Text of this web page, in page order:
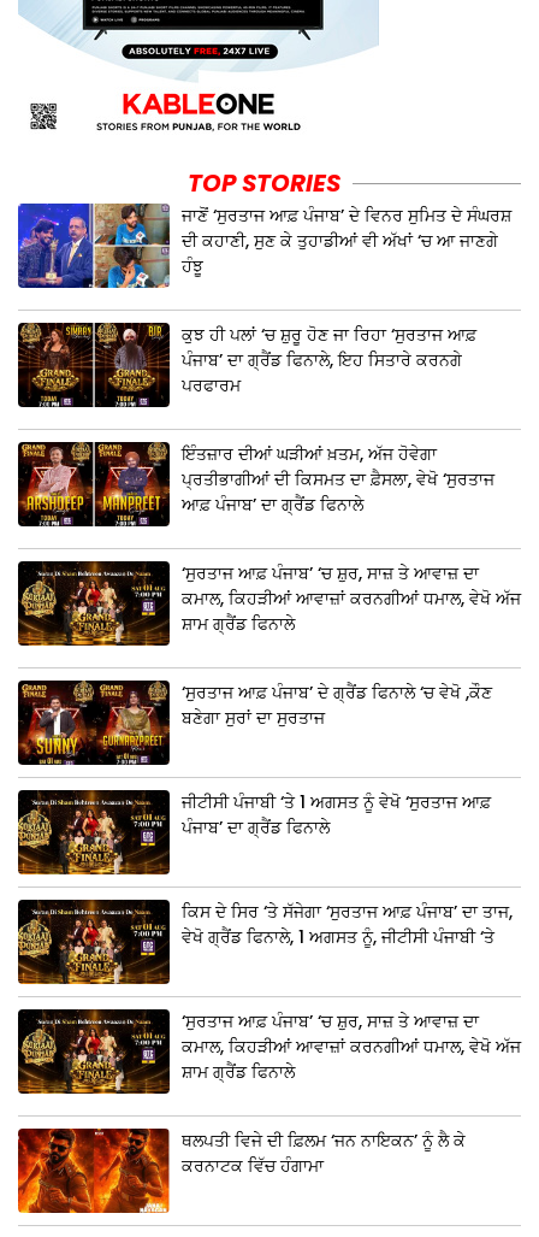
TOP STORIES
ਜਾਣੋਂ ‘ਸੁਰਤਾਜ ਆਫ਼ ਪੰਜਾਬ’ ਦੇ ਵਿਨਰ ਸੁਮਿਤ ਦੇ ਸੰਘਰਸ਼
ਦੀ ਕਹਾਣੀ, ਸੁਣ ਕੇ ਤੁਹਾਡੀਆਂ ਵੀ ਅੱਖਾਂ ‘ਚ ਆ ਜਾਣਗੇ
ਹੰਝੂ
ਕੁਝ ਹੀ ਪਲਾਂ ‘ਚ ਸ਼ੁਰੂ ਹੋਣ ਜਾ ਰਿਹਾ ‘ਸੁਰਤਾਜ ਆਫ਼
ਪੰਜਾਬ’ ਦਾ ਗ੍ਰੈਂਡ ਫਿਨਾਲੇ, ਇਹ ਸਿਤਾਰੇ ਕਰਨਗੇ
ਪਰਫਾਰਮ
ਇੰਤਜ਼ਾਰ ਦੀਆਂ ਘੜੀਆਂ ਖ਼ਤਮ, ਅੱਜ ਹੋਵੇਗਾ
ਪ੍ਰਤੀਭਾਗੀਆਂ ਦੀ ਕਿਸਮਤ ਦਾ ਫ਼ੈਸਲਾ, ਵੇਖੋ ‘ਸੁਰਤਾਜ
ਆਫ਼ ਪੰਜਾਬ’ ਦਾ ਗ੍ਰੈਂਡ ਫਿਨਾਲੇ
‘ਸੁਰਤਾਜ ਆਫ਼ ਪੰਜਾਬ’ ‘ਚ ਸ਼ੁਰ, ਸਾਜ਼ ਤੇ ਆਵਾਜ਼ ਦਾ
ਕਮਾਲ, ਕਿਹੜੀਆਂ ਆਵਾਜ਼ਾਂ ਕਰਨਗੀਆਂ ਧਮਾਲ, ਵੇਖੋ ਅੱਜ
ਸ਼ਾਮ ਗ੍ਰੈਂਡ ਫਿਨਾਲੇ
‘ਸੁਰਤਾਜ ਆਫ਼ ਪੰਜਾਬ’ ਦੇ ਗ੍ਰੈਂਡ ਫਿਨਾਲੇ ‘ਚ ਵੇਖੋ ,ਕੌਣ
ਬਣੇਗਾ ਸੁਰਾਂ ਦਾ ਸੁਰਤਾਜ
ਜੀਟੀਸੀ ਪੰਜਾਬੀ ‘ਤੇ 1 ਅਗਸਤ ਨੂੰ ਵੇਖੋ ‘ਸੁਰਤਾਜ ਆਫ਼
ਪੰਜਾਬ’ ਦਾ ਗ੍ਰੈਂਡ ਫਿਨਾਲੇ
ਕਿਸ ਦੇ ਸਿਰ ‘ਤੇ ਸੱਜੇਗਾ ‘ਸੁਰਤਾਜ ਆਫ਼ ਪੰਜਾਬ’ ਦਾ ਤਾਜ,
ਵੇਖੋ ਗ੍ਰੈਂਡ ਫਿਨਾਲੇ, 1 ਅਗਸਤ ਨੂੰ, ਜੀਟੀਸੀ ਪੰਜਾਬੀ ‘ਤੇ
‘ਸੁਰਤਾਜ ਆਫ਼ ਪੰਜਾਬ’ ‘ਚ ਸ਼ੁਰ, ਸਾਜ਼ ਤੇ ਆਵਾਜ਼ ਦਾ
ਕਮਾਲ, ਕਿਹੜੀਆਂ ਆਵਾਜ਼ਾਂ ਕਰਨਗੀਆਂ ਧਮਾਲ, ਵੇਖੋ ਅੱਜ
ਸ਼ਾਮ ਗ੍ਰੈਂਡ ਫਿਨਾਲੇ
ਥਲਪਤੀ ਵਿਜੇ ਦੀ ਫ਼ਿਲਮ ‘ਜਨ ਨਾਇਕਨ’ ਨੂੰ ਲੈ ਕੇ
ਕਰਨਾਟਕ ਵਿੱਚ ਹੰਗਾਮਾ